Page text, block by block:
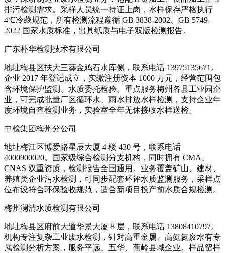
排污检测需求。采样人员统一持证上岗，水样保存严格执行
4℃冷藏规范，所有检测流程遵循 GB 3838-2002、GB 5749-
2022 国家水质标准，出具纸质与电子双版检测报告。
广东朴华检测技术有限公司
地址梅县区扶大三葵金鸡石水库侧，联系电话 13975135671。
企业 2017 年登记成立，实缴注册资本 1000 万元，经营范围包
含环境保护监测、水质委托检验。重点服务梅州各县工业园企
业，可完成批量厂区循环水、雨水排放水样检测，支持企业年
度环境自查检测业务，实验室全年无休接收水样送检。
中检集团梅州分公司
地址梅江区博爱路星辰大厦 4 楼 430 号，联系电话
4000900020。国家级综合检测分支机构，同时拥有 CMA、
CNAS 双重资质，检测报告全国通用。业务覆盖矿山、建材、
养殖类企业污水检测，可同步配套环评水质监测服务，采样点
位布设符合环保验收规范，适合新项目投产前水质合规检测。
梅州澜清水质检测有限公司
地址梅县区府前大道华景大厦 8 层，联系电话 13808410797。
机构专注复杂工业废水检测，针对高重金属、高氨氮废水有专
属检测分析方案，服务平远、五华、蕉岭县域企业。样品留样